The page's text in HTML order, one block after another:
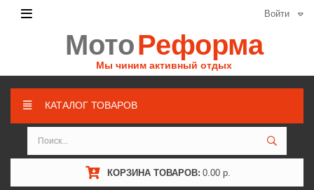
Войти
МотоРеформа
Мы чиним активный отдых
КАТАЛОГ ТОВАРОВ
КОРЗИНА ТОВАРОВ: 0.00 р.